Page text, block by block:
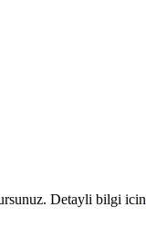
Detayli bilgi icin